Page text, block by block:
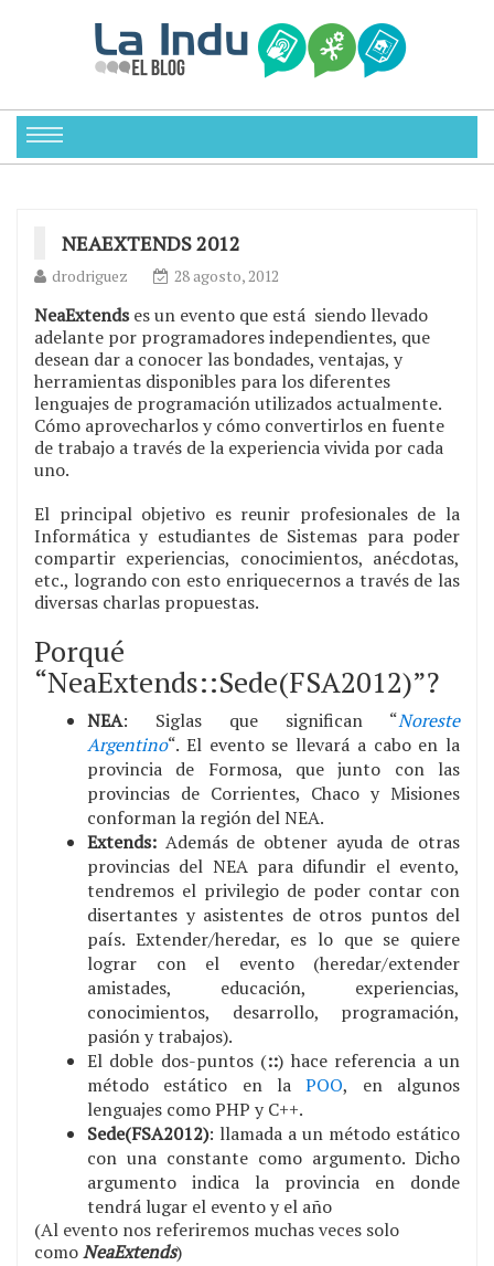
NEAEXTENDS 2012
drodriguez 28 agosto, 2012
NeaExtendses un evento que está siendo llevado
adelante por programadores independientes, que
desean dar a conocer las bondades, ventajas, y
herramientas disponibles para los diferentes
lenguajes de programación utilizados actualmente.
Cómo aprovecharlos y cómo convertirlos en fuente
de trabajo a través de la experiencia vivida por cada
uno.
El principal objetivo es reunir profesionales de la
Informática y estudiantes de Sistemas para poder
compartir experiencias, conocimientos, anécdotas,
etc., logrando con esto enriquecernos a través de las
diversas charlas propuestas.
Porqué
“NeaExtends::Sede(FSA2012)”?
NEA: Siglas que significan “Noreste
Argentino“. El evento se llevará a cabo en la
provincia de Formosa, que junto con las
provincias de Corrientes, Chaco y Misiones
conforman la región del NEA.
Extends: Además de obtener ayuda de otras
provincias del NEA para difundir el evento,
tendremos el privilegio de poder contar con
disertantes y asistentes de otros puntos del
país. Extender/heredar, es lo que se quiere
lograr con el evento (heredar/extender
amistades, educación, experiencias,
conocimientos, desarrollo, programación,
pasión y trabajos).
El doble dos-puntos (::) hace referencia a un
método estático en laPOO, en algunos
lenguajes como PHP y C++.
Sede(FSA2012): llamada a un método estático
con una constante como argumento. Dicho
argumento indica la provincia en donde
tendrá lugar el evento y el año
(Al evento nos referiremos muchas veces solo
comoNeaExtends)